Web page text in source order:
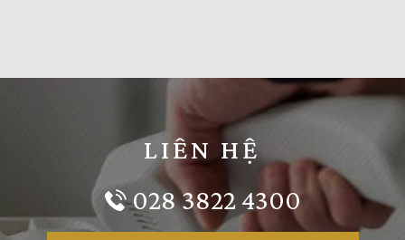
LIÊN HỆ
028 3822 4300